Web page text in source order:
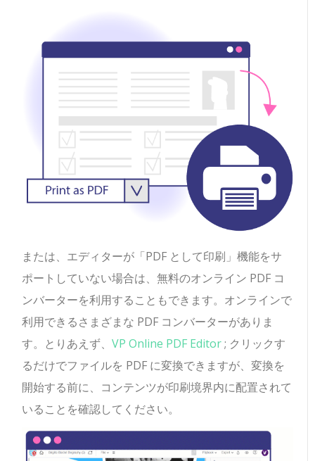
または、エディターが「PDF として印刷」機能をサ
ポートしていない場合は、無料のオンライン PDF コ
ンバーターを利用することもできます。オンラインで
利用できるさまざまな PDF コンバーターがありま
す。とりあえず、VP Online PDF Editor; クリックす
るだけでファイルを PDF に変換できますが、変換を
開始する前に、コンテンツが印刷境界内に配置されて
いることを確認してください。